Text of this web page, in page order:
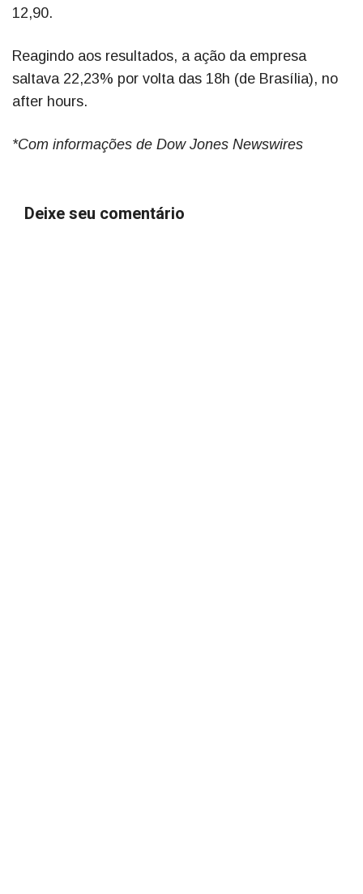
12,90.
Reagindo aos resultados, a ação da empresa
saltava 22,23% por volta das 18h (de Brasília), no
after hours.
*Com informações de Dow Jones Newswires
Deixe seu comentário